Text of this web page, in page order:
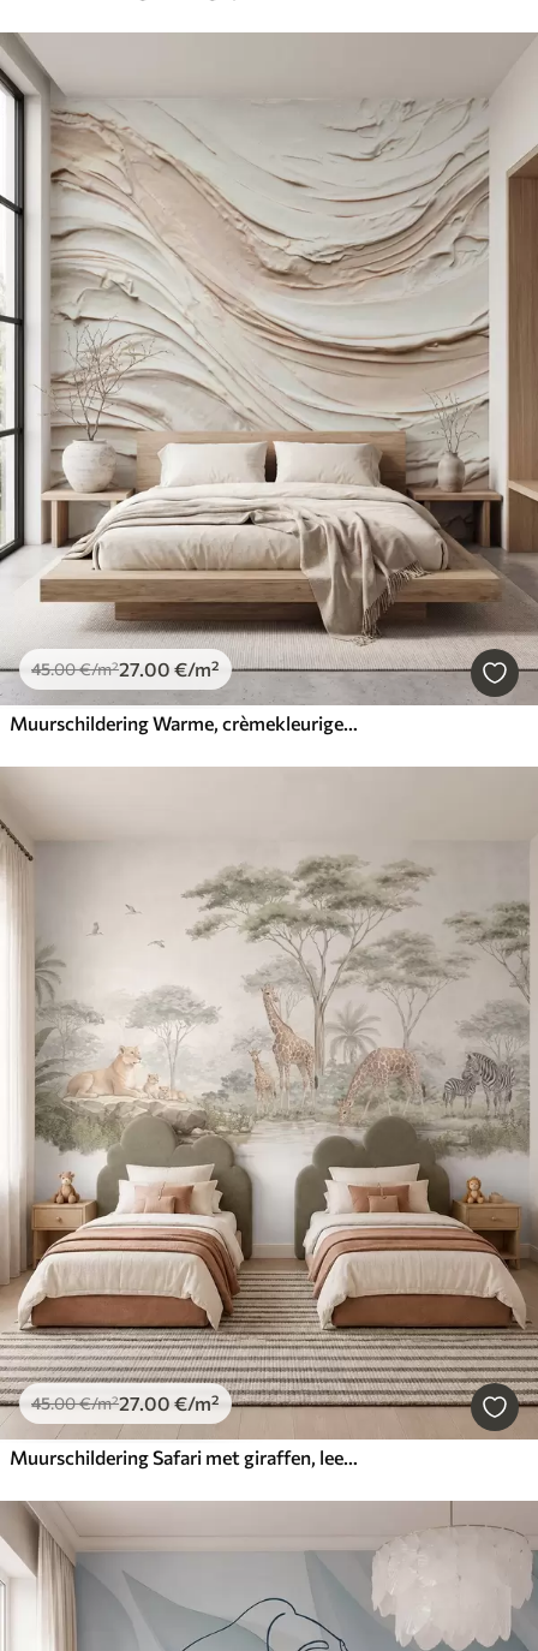
45.00€/m²27.00 €/m²
Muurschildering Warme, crèmekleurige en perzikkleurige golven die structuurpleister nabootsen, abstract
45.00€/m²27.00 €/m²
Muurschildering Safari met giraffen, leeuwen, zebra’s en tropische bomen